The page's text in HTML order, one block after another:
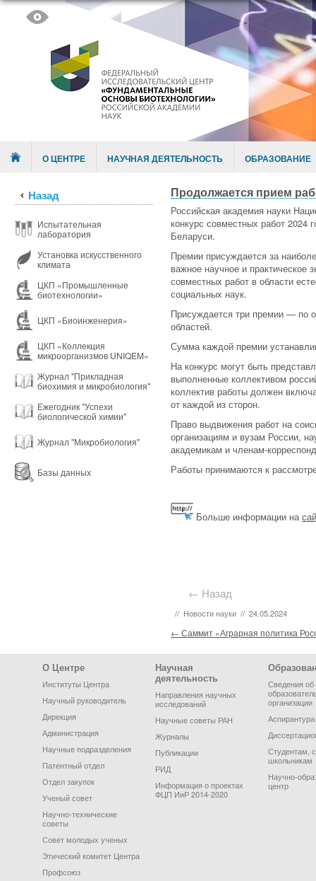
Menu О ЦЕНТРЕ НАУЧНАЯ ДЕЯТЕЛЬНОСТЬ ОБРАЗОВАНИЕ
Назад
Испытательная
лаборатория
Установка искусственного
климата
ЦКП «Промышленные
биотехнологии»
ЦКП «Биоинженерия»
ЦКП «Коллекция
микроорганизмов UNIQEM»
Журнал "Прикладная
биохимия и микробиология"
Ежегодник "Успехи
биологической химии"
Журнал "Микробиология"
Базы данных
Продолжается прием
Российская академия науки
конкурс совместных работ
Беларуси.
Премии присуждается за
важное научное и практическое
совместных работ в области
социальных наук.
Присуждается три премии — по
областей.
Сумма каждой премии
На конкурс могут быть
выполненные коллективом
коллектив работы должен
от каждой из сторон.
Право выдвижения работ на
организациям и вузам России,
академикам и членам-
Работы принимаются к
Больше информации на
← Назад
// Новости науки // 24.05.2024
Post navigation
← Саммит «Аграрная политика
Footer Menu
О Центре
Институты Центра
Научный руководитель
Дирекция
Администрация
Научные подразделения
Патентный отдел
Отдел закупок
Ученый совет
Научно-технические
советы
Совет молодых ученых
Этический комитет Центра
Профсоюз
Научная
деятельность
Направления научных
исследований
Научные советы РАН
Журналы
Публикации
РИД
Информация о проектах
ФЦП ИиР 2014-2020
Сведения об
организации
Аспирантура
Студентам,
школьникам
Научно-
центр